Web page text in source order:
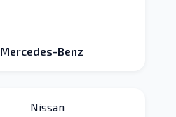
Mercedes-Benz